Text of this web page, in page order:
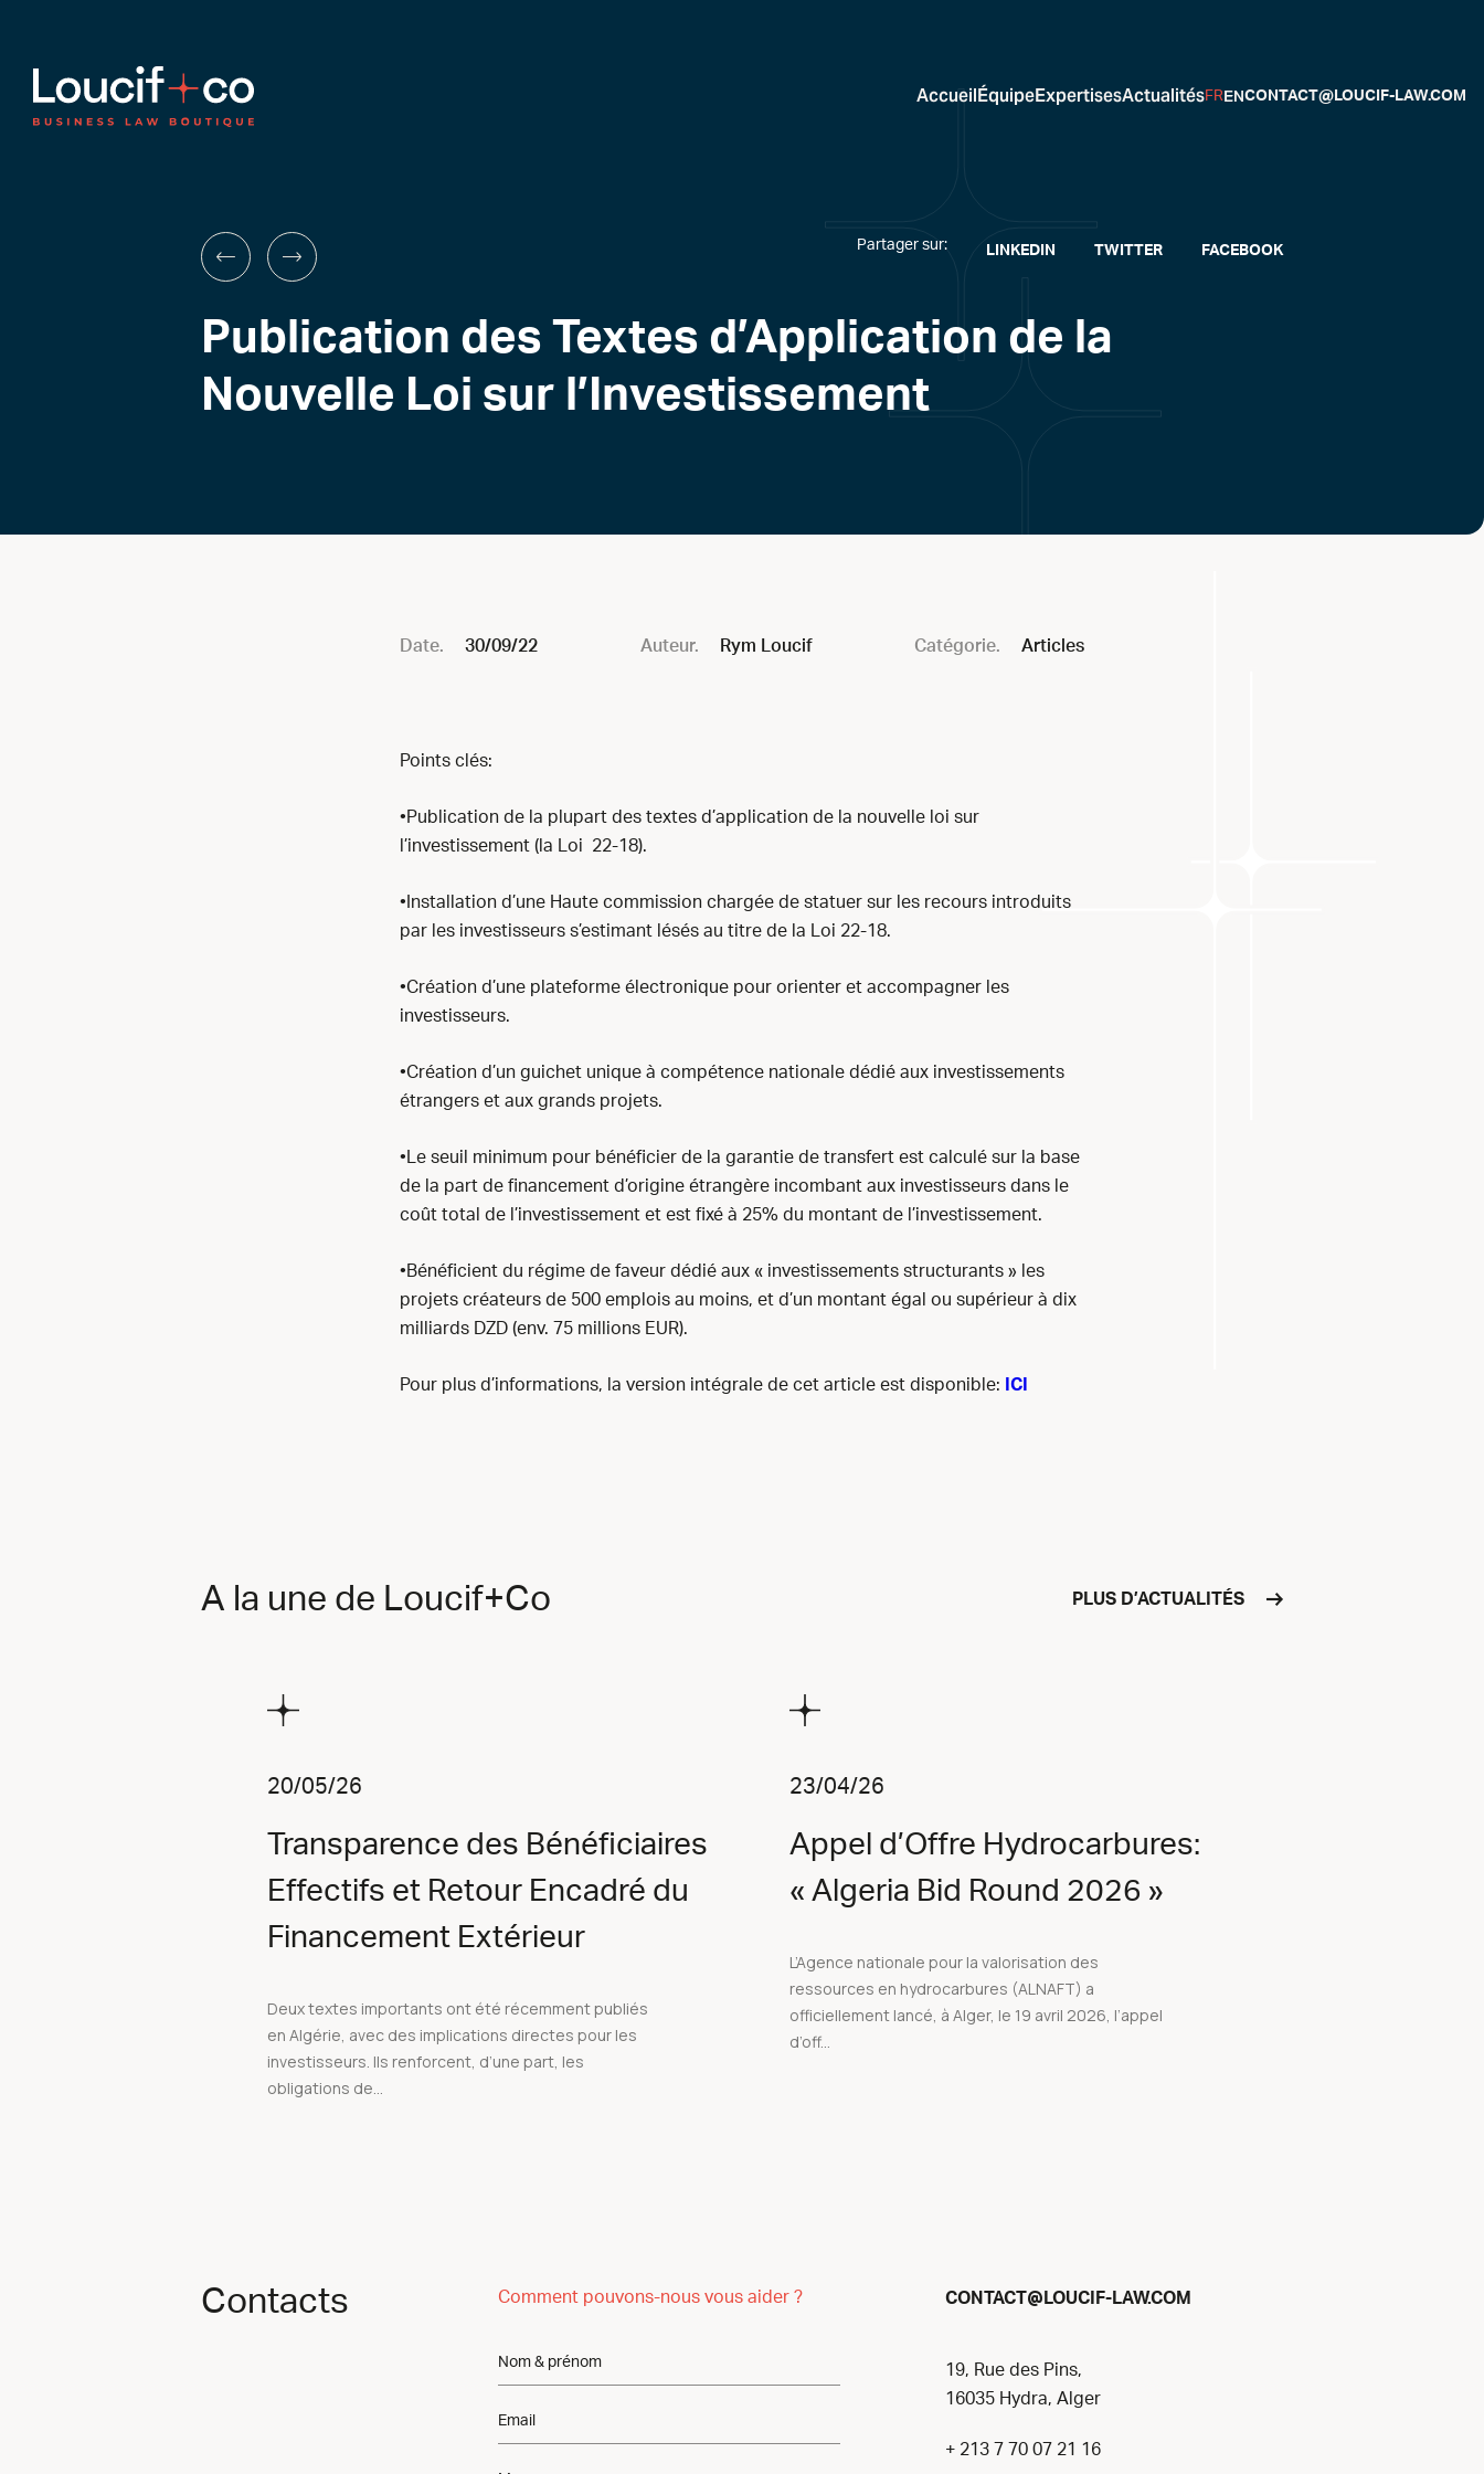
AccueilÉquipeExpertisesActualitésFRENCONTACT@LOUCIF-LAW.COM
Partager sur: LINKEDIN TWITTER FACEBOOK
Publication des Textes d’Application de la
Nouvelle Loi sur l’Investissement
Date. 30/09/22 Auteur. Rym Loucif Catégorie. Articles
Points clés:
•Publication de la plupart des textes d’application de la nouvelle loi sur
l’investissement (la Loi 22-18).
•Installation d’une Haute commission chargée de statuer sur les recours introduits
par les investisseurs s’estimant lésés au titre de la Loi 22-18.
•Création d’une plateforme électronique pour orienter et accompagner les
investisseurs.
•Création d’un guichet unique à compétence nationale dédié aux investissements
étrangers et aux grands projets.
•Le seuil minimum pour bénéficier de la garantie de transfert est calculé sur la base
de la part de financement d’origine étrangère incombant aux investisseurs dans le
coût total de l’investissement et est fixé à 25% du montant de l’investissement.
•Bénéficient du régime de faveur dédié aux « investissements structurants » les
projets créateurs de 500 emplois au moins, et d’un montant égal ou supérieur à dix
milliards DZD (env. 75 millions EUR).
Pour plus d’informations, la version intégrale de cet article est disponible: ICI
A la une de Loucif+Co PLUS D’ACTUALITÉS
20/05/26
Transparence des Bénéficiaires
Effectifs et Retour Encadré du
Financement Extérieur
Deux textes importants ont été récemment publiés
en Algérie, avec des implications directes pour les
investisseurs. Ils renforcent, d’une part, les
obligations de...
23/04/26
Appel d’Offre Hydrocarbures:
« Algeria Bid Round 2026 »
L’Agence nationale pour la valorisation des
ressources en hydrocarbures (ALNAFT) a
officiellement lancé, à Alger, le 19 avril 2026, l’appel
d’off...
Contacts Comment pouvons-nous vous aider ? CONTACT@ LOUCIF-LAW.COM
19, Rue des Pins,
16035 Hydra, Alger
+ 213 7 70 07 21 16